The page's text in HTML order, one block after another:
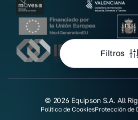
Filtros
© 2026 Equipson S.A. All
Política de CookiesProtección de